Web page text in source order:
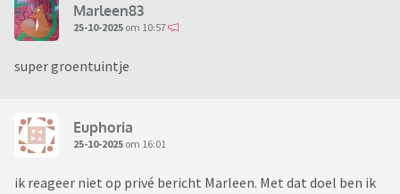
Marleen83
25-10-2025 om 10:57
super groentuintje
Euphoria
25-10-2025 om 16:01
ik reageer niet op privé bericht Marleen. Met dat doel ben ik